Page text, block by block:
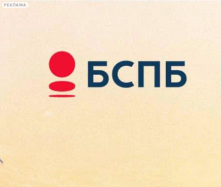
РЕКЛАМА
Сегодня:
2026.08.08
16:47
Афиша Plus